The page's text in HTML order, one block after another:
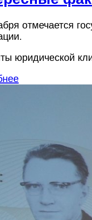
отмечается
юридической